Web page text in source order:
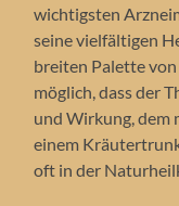
wichtigsten
seine vielfältigen
breiten Palette
möglich, dass der
und Wirkung, dem
einem
oft in der